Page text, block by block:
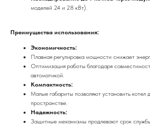
моделей 24 и 28 кВт).
Преимущества использования:
Экономичность:
Плавная регулировка мощности снижает
Оптимизация работы благодаря
автоматикой.
Компактность:
Малые габариты позволяют установить котел
пространстве.
Надежность:
Защитные механизмы продлевают срок